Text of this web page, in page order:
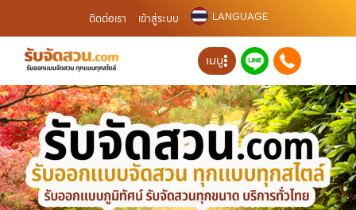
ติดต่อเรา เข้าสู่ระบบ LANGUAGE
เมนู